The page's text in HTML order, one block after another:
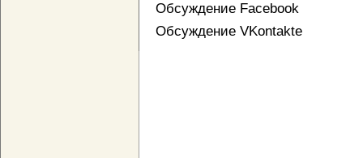
Обсуждение Facebook
Обсуждение VKontakte